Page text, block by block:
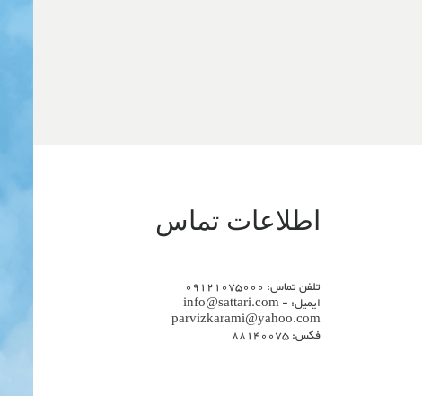
اطلاعات تماس
تلفن تماس: 09121075000
ایمیل: info@sattari.com -
parvizkarami@yahoo.com
فکس: 88140075